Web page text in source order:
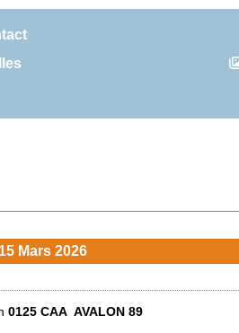
Mars 2026
0125 CAA AVALON 89